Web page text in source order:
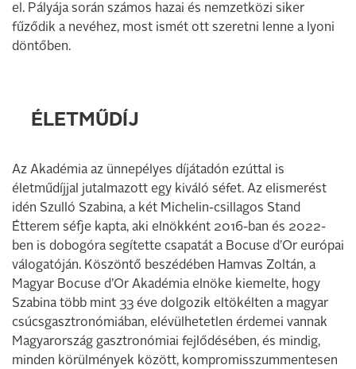
el. Pályája során számos hazai és nemzetközi siker
fűződik a nevéhez, most ismét ott szeretni lenne a lyoni
döntőben.
ÉLETMŰDÍJ
Az Akadémia az ünnepélyes díjátadón ezúttal is
életműdíjjal jutalmazott egy kiváló séfet. Az elismerést
idén Szulló Szabina, a két Michelin-csillagos Stand
Étterem séfje kapta, aki elnökként 2016-ban és 2022-
ben is dobogóra segítette csapatát a Bocuse d’Or európai
válogatóján. Köszöntő beszédében Hamvas Zoltán, a
Magyar Bocuse d’Or Akadémia elnöke kiemelte, hogy
Szabina több mint 33 éve dolgozik eltökélten a magyar
csúcsgasztronómiában, elévülhetetlen érdemei vannak
Magyarország gasztronómiai fejlődésében, és mindig,
minden körülmények között, kompromisszummentesen